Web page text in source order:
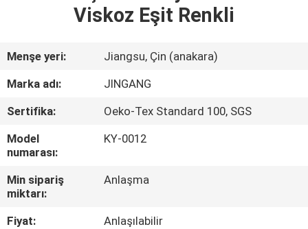
HAKKIMIZDA
FABRIKA
TURU
KALITE
KONTROL
Viskoz Eşit Renkli
Menşe yeri:
Jiangsu, Çin (anakara)
Marka adı:
JINGANG
Sertifika:
Oeko-Tex Standard 100, SGS
Model
numarası:
KY-0012
Min sipariş
miktarı:
Anlaşma
Fiyat:
Anlaşılabilir